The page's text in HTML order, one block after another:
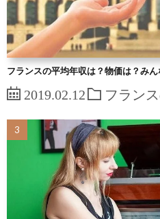
フランスの平均年収は？物価は？み
2019.02.12 フラン